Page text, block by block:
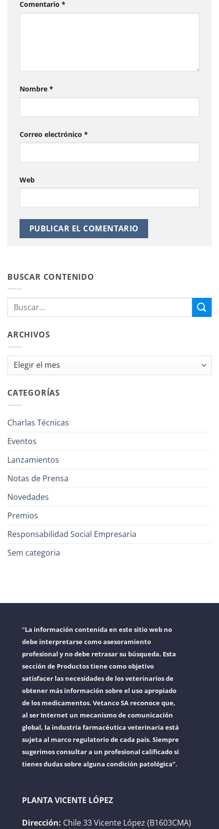
Comentario *
Nombre *
Correo electrónico *
Web
BUSCAR CONTENIDO
ARCHIVOS
Archivos
CATEGORÍAS
Charlas Técnicas
Eventos
Lanzamientos
Notas de Prensa
Novedades
Premios
Responsabilidad Social Empresaria
Sem categoria
"La información contenida en este sitio web no
debe interpretarse como asesoramiento
profesional y no debe retrasar su búsqueda. Esta
sección de Productos tiene como objetivo
satisfacer las necesidades de los veterinarios de
obtener más información sobre el uso apropiado
de los medicamentos. Vetanco SA reconoce que,
al ser Internet un mecanismo de comunicación
global, la industria farmacéutica veterinaria está
sujeta al marco regulatorio de cada país. Siempre
sugerimos consultar a un profesional calificado si
tienes dudas sobre alguna condición patológica”.
PLANTA VICENTE LÓPEZ
Dirección: Chile 33 Vicente López (B1603CMA)